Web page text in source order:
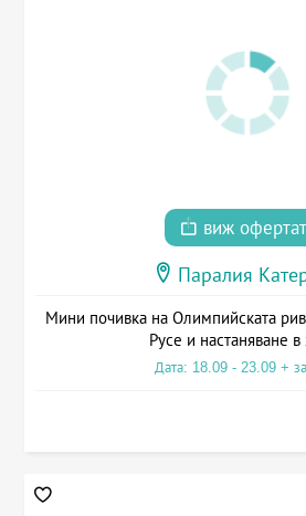
виж
Паралия
Мини почивка на Олимпийската
Русе и настаняване в
Дата: 18.09 - 23.09 +